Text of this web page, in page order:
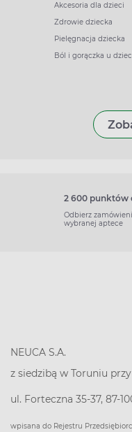
Akcesoria dla dzieci
Zdrowie dziecka
Pielęgnacja dziecka
Ból i gorączka u
2 600 punktów
Odbierz
wybranej aptece
NEUCA S.A.
z siedzibą w Toruniu przy
ul. Forteczna 35-37, 87-
wpisana do Rejestru